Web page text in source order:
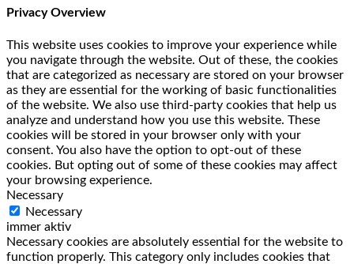
Privacy Overview
This website uses cookies to improve your experience while
you navigate through the website. Out of these, the cookies
that are categorized as necessary are stored on your browser
as they are essential for the working of basic functionalities
of the website. We also use third-party cookies that help us
analyze and understand how you use this website. These
cookies will be stored in your browser only with your
consent. You also have the option to opt-out of these
cookies. But opting out of some of these cookies may affect
your browsing experience.
Necessary
Necessary
immer aktiv
Necessary cookies are absolutely essential for the website to
function properly. This category only includes cookies that